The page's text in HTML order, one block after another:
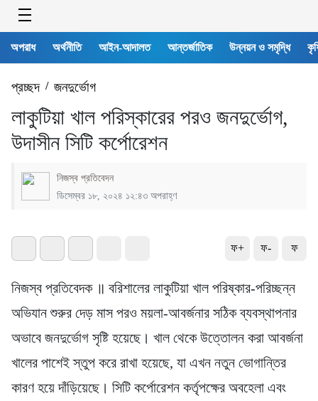
অপরাধ অর্থনীতি আইন-আদালত আন্তর্জাতিক উন্নয়ন ও সমৃদ্ধি
প্রচ্ছদ/ জনদুর্ভোগ
লাকুটিয়া খাল পরিস্কারের পরও জনদুর্ভোগ,
উদাসীন সিটি কর্পোরেশন
নিজস্ব প্রতিবেদন
ডিসেম্বর ১৮, ২০২৪ ১২:৪৩ অপরাহ্ণ
ফ+ ফ- ফ
নিজস্ব প্রতিবেদক ॥ বরিশালের লাকুটিয়া খাল পরিষ্কার-পরিচ্ছন্ন
অভিযান শুরুর দেড় মাস পরও ময়লা-আবর্জনার সঠিক ব্যবস্থাপনার
অভাবে জনদুর্ভোগ সৃষ্টি হয়েছে। খাল থেকে উত্তোলন করা আবর্জনা
খালের পাশেই স্তুপ করে রাখা হয়েছে, যা এখন নতুন ভোগান্তির
কারণ হয়ে দাঁড়িয়েছে। সিটি কর্পোরেশন কর্তৃপক্ষের অবহেলা এবং